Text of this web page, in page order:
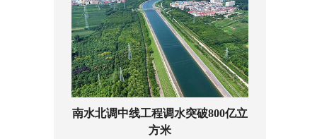
南水北调中线工程调水突破800亿立
方米